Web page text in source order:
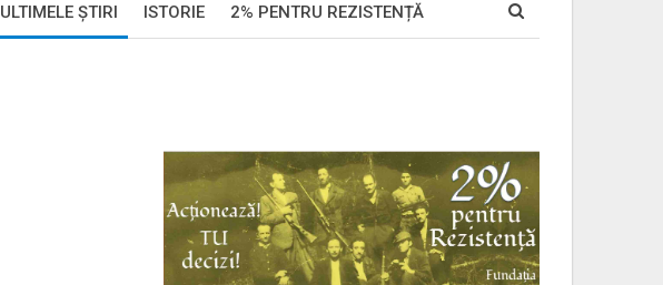
ULTIMELE ŞTIRI ISTORIE 2% PENTRU REZISTENȚĂ